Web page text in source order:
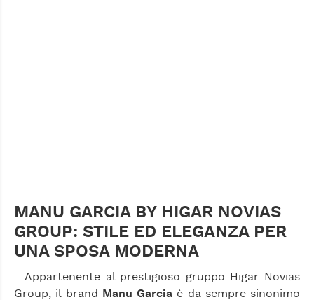
MANU GARCIA BY HIGAR NOVIAS
GROUP: STILE ED ELEGANZA PER
UNA SPOSA MODERNA
Appartenente al prestigioso gruppo Higar Novias
Group, il brand
Manu Garcia è da sempre sinonimo